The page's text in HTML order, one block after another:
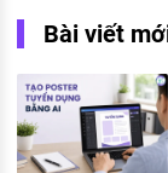
Bài viết